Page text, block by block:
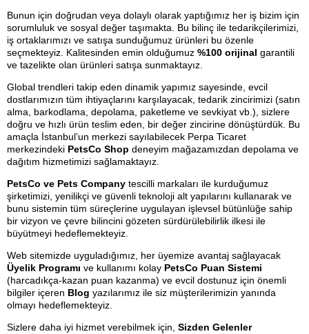
Bunun için doğrudan veya dolaylı olarak yaptığımız her iş bizim için
sorumluluk ve sosyal değer taşımakta. Bu bilinç ile tedarikçilerimizi,
iş ortaklarımızı ve satışa sunduğumuz ürünleri bu özenle
seçmekteyiz. Kalitesinden emin olduğumuz %100 orijinal garantili
ve tazelikte olan ürünleri satışa sunmaktayız.
Global trendleri takip eden dinamik yapımız sayesinde, evcil
dostlarımızın tüm ihtiyaçlarını karşılayacak, tedarik zincirimizi (satın
alma, barkodlama, depolama, paketleme ve sevkiyat vb.), sizlere
doğru ve hızlı ürün teslim eden, bir değer zincirine dönüştürdük. Bu
amaçla İstanbul’un merkezi sayılabilecek Perpa Ticaret
merkezindeki PetsCo Shop deneyim mağazamızdan depolama ve
dağıtım hizmetimizi sağlamaktayız.
PetsCo ve Pets Company tescilli markaları ile kurduğumuz
şirketimizi, yenilikçi ve güvenli teknoloji alt yapılarını kullanarak ve
bunu sistemin tüm süreçlerine uygulayan işlevsel bütünlüğe sahip
bir vizyon ve çevre bilincini gözeten sürdürülebilirlik ilkesi ile
büyütmeyi hedeflemekteyiz.
Web sitemizde uyguladığımız, her üyemize avantaj sağlayacak
Üyelik Programı ve kullanımı kolay PetsCo Puan Sistemi
(harcadıkça-kazan puan kazanma) ve evcil dostunuz için önemli
bilgiler içeren Blog yazılarımız ile siz müşterilerimizin yanında
olmayı hedeflemekteyiz.
Sizlere daha iyi hizmet verebilmek için, Sizden Gelenler